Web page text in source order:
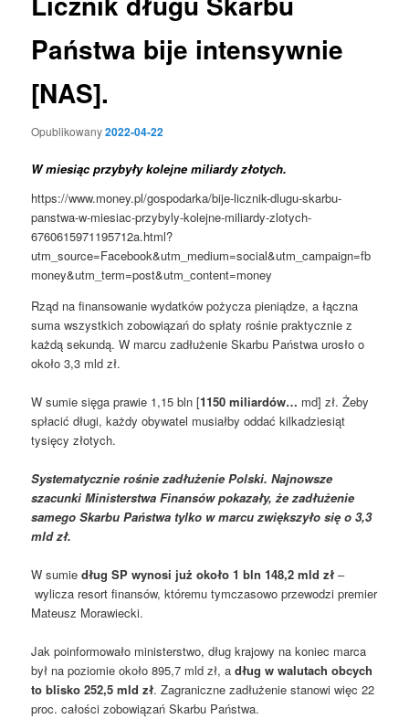
Państwa bije intensywnie
[NAS].
Opublikowany2022-04-22
W miesiąc przybyły kolejne miliardy złotych.
https://www.money.pl/gospodarka/bije-licznik-dlugu-skarbu-
panstwa-w-miesiac-przybyly-kolejne-miliardy-zlotych-
6760615971195712a.html?
utm_source=Facebook&utm_medium=social&utm_campaign=fb
money&utm_term=post&utm_content=money
Rząd na finansowanie wydatków pożycza pieniądze, a łączna
suma wszystkich zobowiązań do spłaty rośnie praktycznie z
każdą sekundą. W marcu zadłużenie Skarbu Państwa urosło o
około 3,3 mld zł.
W sumie sięga prawie 1,15 bln [1150 miliardów… md] zł. Żeby
spłacić długi, każdy obywatel musiałby oddać kilkadziesiąt
tysięcy złotych.
Systematycznie rośnie zadłużenie Polski. Najnowsze
szacunki Ministerstwa Finansów pokazały, że zadłużenie
samego Skarbu Państwa tylko w marcuzwiększyło się o 3,3
mld zł.
W sumiedług SP wynosi już około 1 bln 148,2 mld zł –
wylicza resort finansów, któremu tymczasowo przewodzi premier
Mateusz Morawiecki.
Jak poinformowało ministerstwo, dług krajowy na koniec marca
był na poziomie około 895,7 mld zł, adług w walutach obcych
to blisko 252,5 mld zł. Zagraniczne zadłużenie stanowi więc 22
proc. całości zobowiązań Skarbu Państwa.